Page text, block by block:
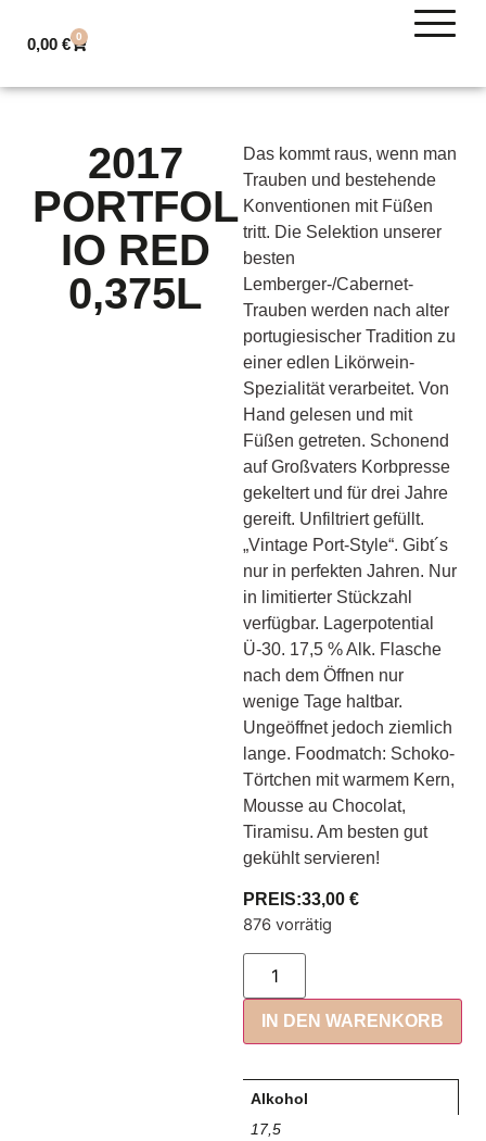
0,00 € 0
2017
PORTFOL
IO RED
0,375L
PREIS:33,00 €
876 vorrätig
IN DEN WARENKORB
Das kommt raus, wenn man
Trauben und bestehende
Konventionen mit Füßen
tritt. Die Selektion unserer
besten
Lemberger-/Cabernet-
Trauben werden nach alter
portugiesischer Tradition zu
einer edlen Likörwein-
Spezialität verarbeitet. Von
Hand gelesen und mit
Füßen getreten. Schonend
auf Großvaters Korbpresse
gekeltert und für drei Jahre
gereift. Unfiltriert gefüllt.
„Vintage Port-Style“. Gibt´s
nur in perfekten Jahren. Nur
in limitierter Stückzahl
verfügbar. Lagerpotential
Ü-30. 17,5 % Alk. Flasche
nach dem Öffnen nur
wenige Tage haltbar.
Ungeöffnet jedoch ziemlich
lange. Foodmatch: Schoko-
Törtchen mit warmem Kern,
Mousse au Chocolat,
Tiramisu. Am besten gut
gekühlt servieren!
Alkohol
17,5